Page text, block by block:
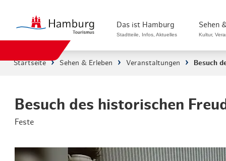
Das ist Hamburg
Stadtteile, Infos, Aktuelles
Die Welt in Hamburg
Sehen
Kultur,
Kultur &
Startseite Sehen & Erleben Veranstaltungen Besuch
Besuch des historischen
Feste